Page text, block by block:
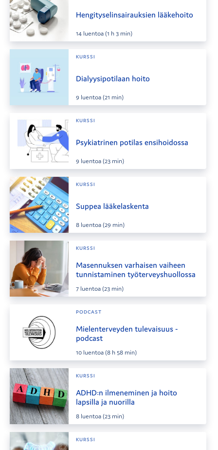
Hengityselinsairauksien lääkehoito
14 luentoa(1 h 3 min)
KURSSI
Dialyysipotilaan hoito
9 luentoa(21 min)
KURSSI
Psykiatrinen potilas ensihoidossa
9 luentoa(23 min)
KURSSI
Suppea lääkelaskenta
8 luentoa(29 min)
KURSSI
Masennuksen varhaisen vaiheen
tunnistaminen työterveyshuollossa
7 luentoa(23 min)
PODCAST
Mielenterveyden tulevaisuus -
podcast
10 luentoa(8 h 58 min)
KURSSI
ADHD:n ilmeneminen ja hoito
lapsilla ja nuorilla
8 luentoa(23 min)
KURSSI